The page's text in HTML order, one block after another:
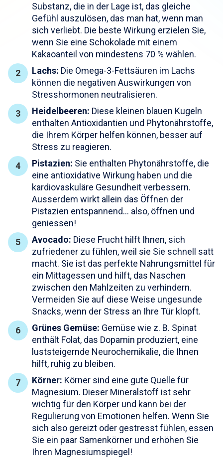
Substanz, die in der Lage ist, das gleiche
Gefühl auszulösen, das man hat, wenn man
sich verliebt. Die beste Wirkung erzielen Sie,
wenn Sie eine Schokolade mit einem
Kakaoanteil von mindestens 70 % wählen.
Lachs: Die Omega-3-Fettsäuren im Lachs
können die negativen Auswirkungen von
Stresshormonen neutralisieren.
Heidelbeeren: Diese kleinen blauen Kugeln
enthalten Antioxidantien und Phytonährstoffe,
die Ihrem Körper helfen können, besser auf
Stress zu reagieren.
Pistazien: Sie enthalten Phytonährstoffe, die
eine antioxidative Wirkung haben und die
kardiovaskuläre Gesundheit verbessern.
Ausserdem wirkt allein das Öffnen der
Pistazien entspannend... also, öffnen und
geniessen!
Avocado: Diese Frucht hilft Ihnen, sich
zufriedener zu fühlen, weil sie Sie schnell satt
macht. Sie ist das perfekte Nahrungsmittel für
ein Mittagessen und hilft, das Naschen
zwischen den Mahlzeiten zu verhindern.
Vermeiden Sie auf diese Weise ungesunde
Snacks, wenn der Stress an Ihre Tür klopft.
Grünes Gemüse: Gemüse wie z. B. Spinat
enthält Folat, das Dopamin produziert, eine
luststeigernde Neurochemikalie, die Ihnen
hilft, ruhig zu bleiben.
Körner: Körner sind eine gute Quelle für
Magnesium. Dieser Mineralstoff ist sehr
wichtig für den Körper und kann bei der
Regulierung von Emotionen helfen. Wenn Sie
sich also gereizt oder gestresst fühlen, essen
Sie ein paar Samenkörner und erhöhen Sie
Ihren Magnesiumspiegel!